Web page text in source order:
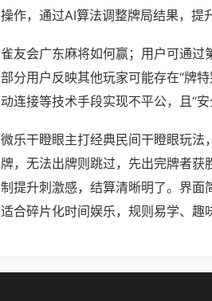
操作，通过AI算法调整牌局结果，提
雀友会广东麻将如何赢；用户可通过
部分用户反映其他玩家可能存在“牌
动连接等技术手段实现不平公，且“安
微乐干瞪眼主打经典民间干瞪眼玩
牌，无法出牌则跳过，先出完牌者
制提升刺激感，结算清晰明了。界面
适合碎片化时间娱乐，规则易学、趣